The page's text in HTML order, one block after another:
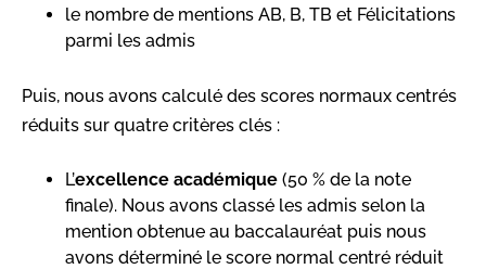
le nombre de mentions AB, B, TB et Félicitations
parmi les admis
Puis, nous avons calculé des scores normaux centrés
réduits sur quatre critères clés :
L’excellence académique (50 % de la note
finale). Nous avons classé les admis selon la
mention obtenue au baccalauréat puis nous
avons déterminé le score normal centré réduit